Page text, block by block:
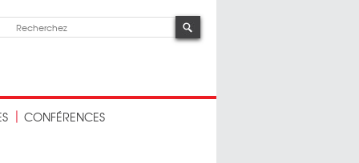
CONFÉRENCES